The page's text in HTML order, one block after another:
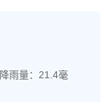
雨量：21.4毫